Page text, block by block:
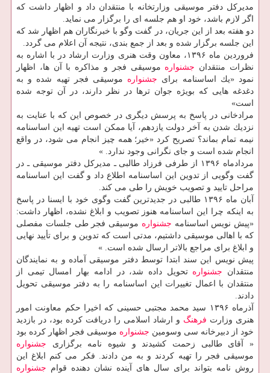
مدیركل دفتر موسیقی وزارتخانه با منتقدان داد و اظهار داشت كه
اگر لازم باشد، خود او هم جلسه ای را برگزار می نماید.
دو هفته بعد از این جریان، در گفت وگو با خبرنگاران هم اظهار شد كه
این جلسه برگزار شده و بعد از جمع بندی، نتیجه آن اعلام می گردد.
فروردین ماه ۱۳۹۶، معاون وقت هنری وزارت ارشاد در با اشاره به
نظرات منتقدان جشنواره موسیقی فجر و مذاكره با آن ها، اظهار
نمود «یك اساسنامه برای جشنواره موسیقی فجر تهیه شده و به
دغدغه هایی كه بویژه جوان ترها در نظر دارند، در آن توجه شده
است»
مرادخانی در پاسخ به پرسش دیگری در خصوص این كه با عنایت به
نزدیك شدن به آخر دولت یازدهم، آیا ممكن است تهیه این اساسنامه
نیمه تمام بماند؟ تصریح كرد «خیر؛ همه چیز انجام می شود، در واقع
انجام شده است و جای نگرانی وجود ندارد. »
مردادماه ۱۳۹۶ از طرفی فرزاد طالبی ـ مدیركل دفتر موسیقی ـ در
گفت وگویی از تدوین این اساسنامه اطلاع داد و گفت این اساسنامه
مراحل تایید و تصویب خویش را طی می كند.
آبان ماه ۱۳۹۶ طالبی در جدیدترین گفت وگوی خود با ایسنا در پاسخ
به اینكه چرا این اساسنامه هنوز تصویب و ابلاغ نشده، اظهار داشت:
«پیش نویس اساسنامه جشنواره موسیقی فجر طی جلسات مفصلی
كه با اهالی موسیقی داشتیم، مدتی است كه تدوین و برای تأیید نهایی
و ابلاغ برای مراجع بالاتر ارسال شده است. »
پیش نویس این سند ابتدا توسط دفتر موسیقی آماده و به نمایندگان
منتقدان جشنواره تحویل داده شد، در ادامه بهار امسال تیمی از
منتقدان با اعمال تغییرات این اساسنامه را به دفتر موسیقی تحویل
دادند.
آذرماه ۱۳۹۶ سید محمد مجتبی حسینی كه اخیرا حكم معاونت امور
هنری وزارت فرهنگ و ارشاد اسلامی را دریافت كرده بود، در بازدید
خود از دبیرخانه سی وسومین جشنواره موسیقی فجر اظهار كرده بود
« آقای طالبی زحمت كشیدند و شیوه نامه برگزاری جشنواره
موسیقی فجر را تهیه كردند و به من دادند. فكر می كنم ابلاغ این
روش نامه بتواند برای سال های آینده نشان دهنده قوام جشنواره